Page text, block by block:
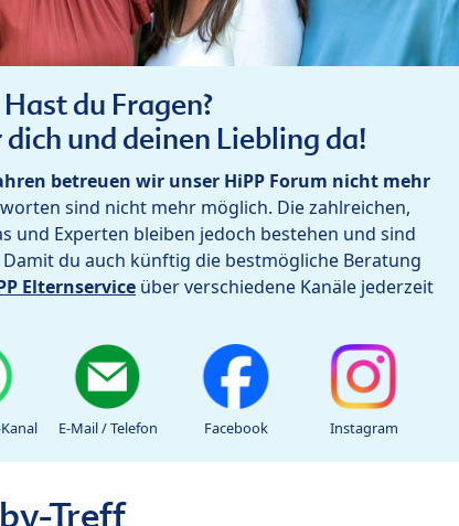
Hast du Fragen?
und deinen Liebling da!
betreuen wir unser HiPP Forum nicht mehr
sind nicht mehr möglich. Die zahlreichen,
und Experten bleiben jedoch bestehen und sind
du auch künftig die bestmögliche Beratung
Elternservice über verschiedene Kanäle jederzeit
E-Mail / Telefon Facebook Instagram
Treff